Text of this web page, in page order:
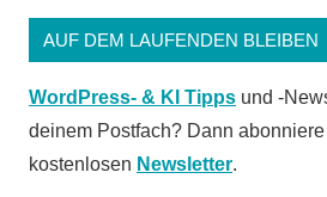
AUF DEM LAUFENDEN BLEIBEN
WordPress- & KI Tipps und -
deinem Postfach? Dann
kostenlosen Newsletter.